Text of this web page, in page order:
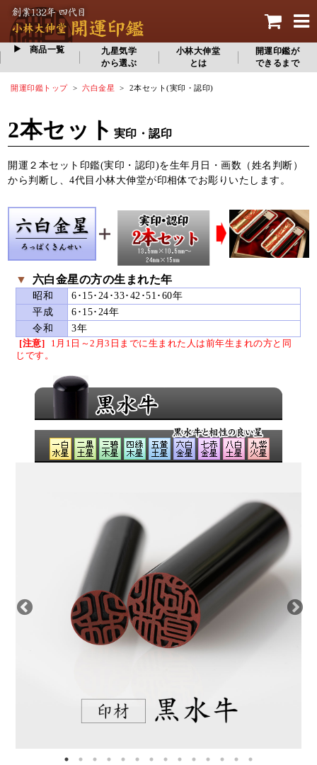
商品一覧
九星気学
から選ぶ
小林大伸堂
とは
開運印鑑が
できるまで
開運印鑑トップ> 六白金星 > 2本セット(実印・認印)
2本セット 実印・認印
開運２本セット印鑑(実印・認印)を生年月日・画数（姓名判断）
から判断し、4代目小林大伸堂が印相体でお彫りいたします。
▼ 六白金星の方の生まれた年
昭和
6･15･24･33･42･51･60年
平成
6･15･24年
令和
3年
[注意]
1月1日～2月3日までに生まれた人は前年生まれの方と同
じです。